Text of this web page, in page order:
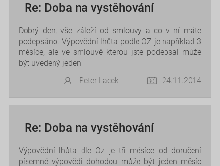
Re: Doba na vystěhování
Dobrý den, vše záleží od smlouvy a co v ní máte
podepsáno. Výpovědní lhůta podle OZ je například 3
měsíce, ale ve smlouvě kterou jste podepsal může
být uvedený jeden.
Peter Lacek
24.11.2014
Re: Doba na vystěhování
Výpovědní lhůta dle Oz je tři měsíce od doručení
písemné výpovědi dohodou může být jeden měsíc